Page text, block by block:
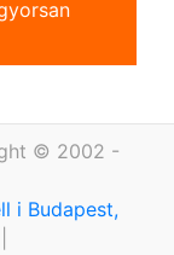
© 2002 -
i Budapest,